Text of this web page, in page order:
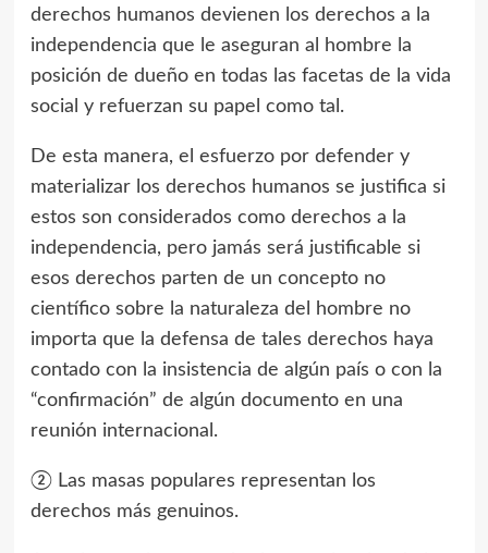
derechos humanos devienen los derechos a la
independencia que le aseguran al hombre la
posición de dueño en todas las facetas de la vida
social y refuerzan su papel como tal.
De esta manera, el esfuerzo por defender y
materializar los derechos humanos se justifica si
estos son considerados como derechos a la
independencia, pero jamás será justificable si
esos derechos parten de un concepto no
científico sobre la naturaleza del hombre no
importa que la defensa de tales derechos haya
contado con la insistencia de algún país o con la
“confirmación” de algún documento en una
reunión internacional.
② Las masas populares representan los
derechos más genuinos.